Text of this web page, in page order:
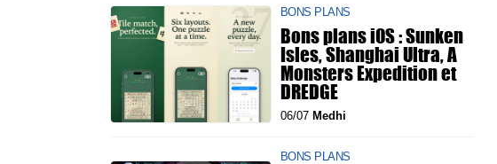
BONS PLANS
Bons plans iOS : Sunken
Isles, Shanghai Ultra, A
Monsters Expedition et
DREDGE
06/07 Medhi
BONS PLANS